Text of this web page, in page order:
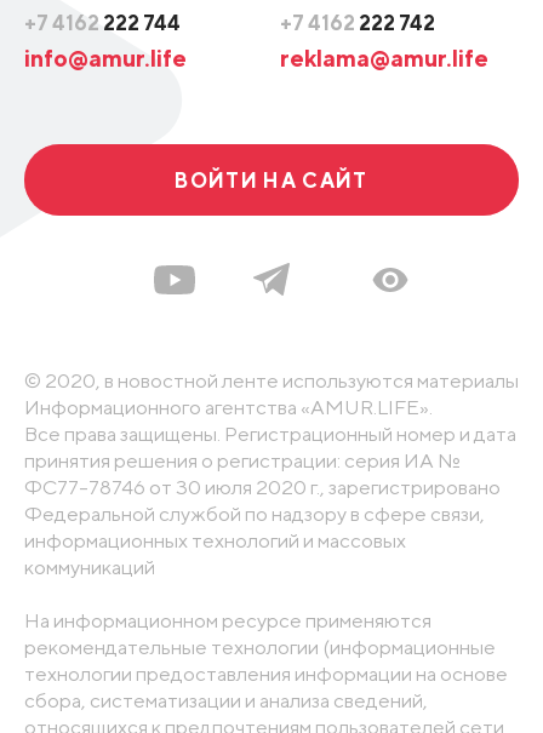
+7 4162 222 744
info@amur.life
+7 4162 222 742
reklama@amur.life
ВОЙТИ НА САЙТ
© 2020, в новостной ленте используются материалы
Информационного агентства «AMUR.LIFE».
Все права защищены. Регистрационный номер и дата
принятия решения о регистрации: серия ИА №
ФС77-78746 от 30 июля 2020 г., зарегистрировано
Федеральной службой по надзору в сфере связи,
информационных технологий и массовых
коммуникаций
На информационном ресурсе применяются
рекомендательные технологии (информационные
технологии предоставления информации на основе
сбора, систематизации и анализа сведений,
относящихся к предпочтениям пользователей сети